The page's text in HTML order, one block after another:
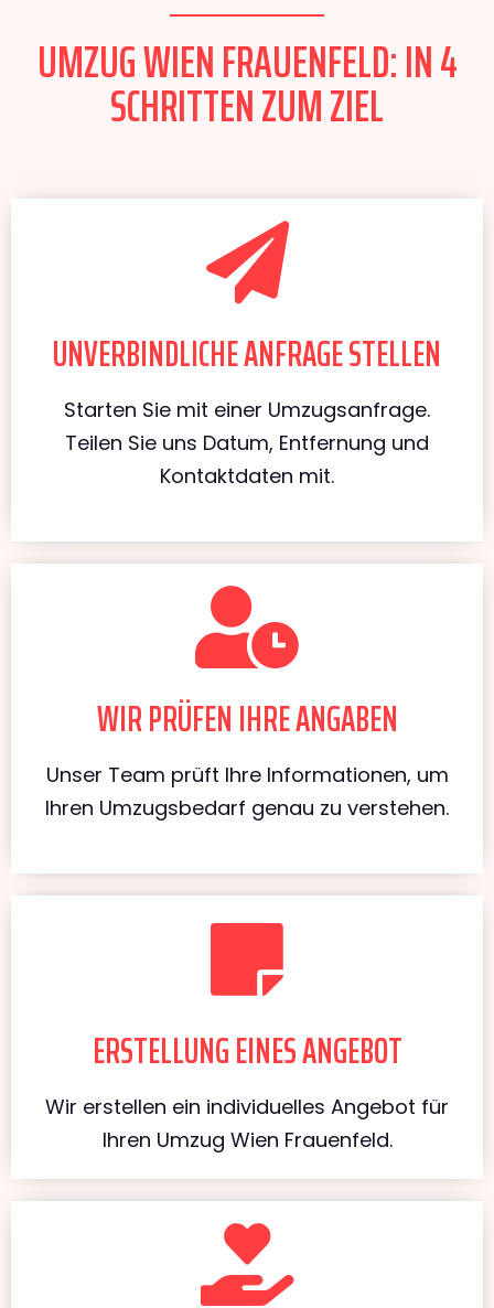
UMZUG WIEN FRAUENFELD: IN 4
SCHRITTEN ZUM ZIEL
UNVERBINDLICHE ANFRAGE STELLEN
Starten Sie mit einer Umzugsanfrage.
Teilen Sie uns Datum, Entfernung und
Kontaktdaten mit.
WIR PRÜFEN IHRE ANGABEN
Unser Team prüft Ihre Informationen, um
Ihren Umzugsbedarf genau zu verstehen.
ERSTELLUNG EINES ANGEBOT
Wir erstellen ein individuelles Angebot für
Ihren Umzug Wien Frauenfeld.